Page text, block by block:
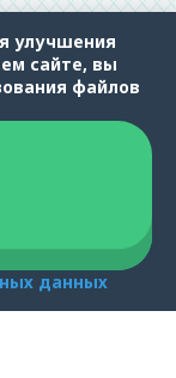
Яндекс
Про —
© 2026
улучшения
сайте, вы
файлов
данных